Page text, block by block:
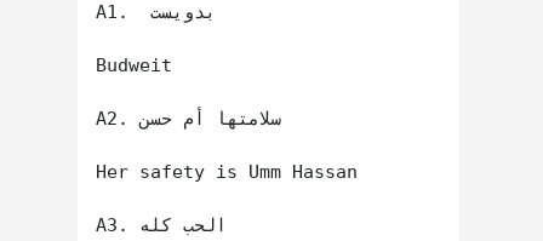
A1.  بدويست
Budweit
A2. سلامتها أم حسن
Her safety is Umm Hassan
A3. الحب كله